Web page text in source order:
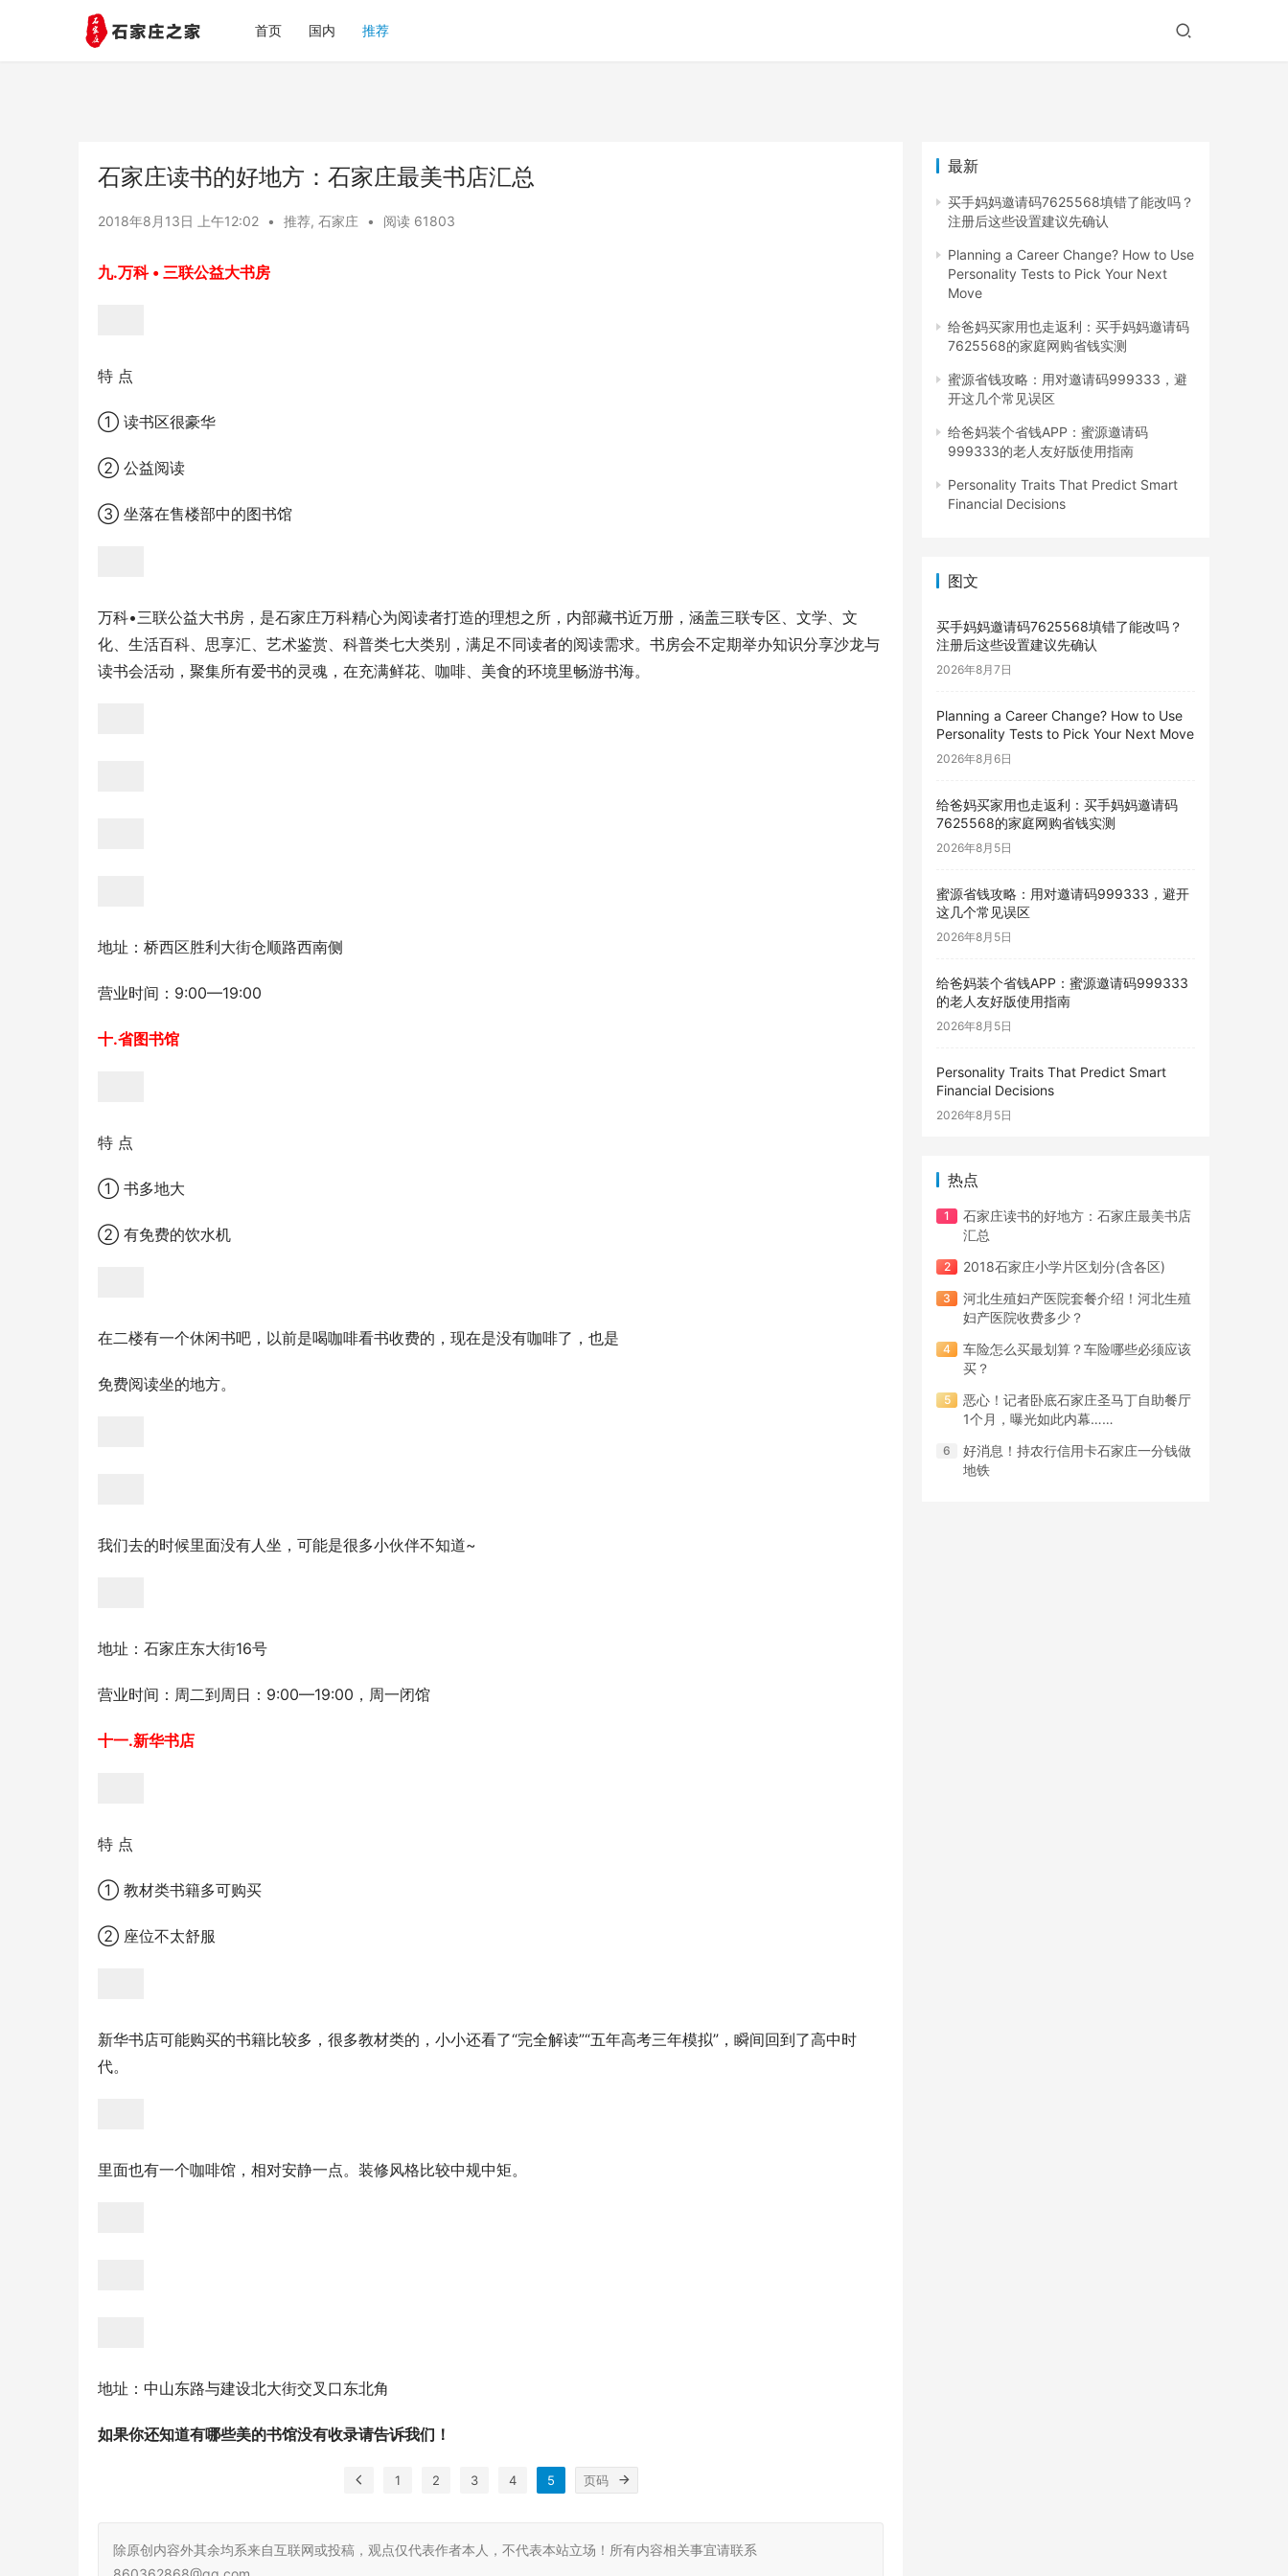
首页 国内 推荐
石家庄读书的好地方：石家庄最美书店汇总
2018年8月13日 上午12:02 • 推荐, 石家庄 • 阅读 61803
九.万科 • 三联公益大书房
特 点
① 读书区很豪华
② 公益阅读
③ 坐落在售楼部中的图书馆
万科•三联公益大书房，是石家庄万科精心为阅读者打造的理想之所，内部藏书近万册，涵盖三联专区、文学、文
化、生活百科、思享汇、艺术鉴赏、科普类七大类别，满足不同读者的阅读需求。书房会不定期举办知识分享沙龙与
读书会活动，聚集所有爱书的灵魂，在充满鲜花、咖啡、美食的环境里畅游书海。
地址：桥西区胜利大街仓顺路西南侧
营业时间：9:00—19:00
十.省图书馆
特 点
① 书多地大
② 有免费的饮水机
在二楼有一个休闲书吧，以前是喝咖啡看书收费的，现在是没有咖啡了，也是
免费阅读坐的地方。
我们去的时候里面没有人坐，可能是很多小伙伴不知道~
地址：石家庄东大街16号
营业时间：周二到周日：9:00—19:00，周一闭馆
十一.新华书店
特 点
① 教材类书籍多可购买
② 座位不太舒服
新华书店可能购买的书籍比较多，很多教材类的，小小还看了“完全解读”“五年高考三年模拟”，瞬间回到了高中时
代。
里面也有一个咖啡馆，相对安静一点。装修风格比较中规中矩。
地址：中山东路与建设北大街交叉口东北角
如果你还知道有哪些美的书馆没有收录请告诉我们！
1 2 3 4 5
除原创内容外其余均系来自互联网或投稿，观点仅代表作者本人，不代表本站立场！所有内容相关事宜请联系
最新
买手妈妈邀请码7625568填错了能改吗？
注册后这些设置建议先确认
Planning a Career Change? How to Use
Personality Tests to Pick Your Next
Move
给爸妈买家用也走返利：买手妈妈邀请码
7625568的家庭网购省钱实测
蜜源省钱攻略：用对邀请码999333，避
开这几个常见误区
给爸妈装个省钱APP：蜜源邀请码
999333的老人友好版使用指南
Personality Traits That Predict Smart
Financial Decisions
图文
买手妈妈邀请码7625568填错了能改吗？
注册后这些设置建议先确认
2026年8月7日
Planning a Career Change? How to Use
Personality Tests to Pick Your Next Move
2026年8月6日
给爸妈买家用也走返利：买手妈妈邀请码
7625568的家庭网购省钱实测
2026年8月5日
蜜源省钱攻略：用对邀请码999333，避开
这几个常见误区
2026年8月5日
给爸妈装个省钱APP：蜜源邀请码999333
的老人友好版使用指南
2026年8月5日
Personality Traits That Predict Smart
Financial Decisions
2026年8月5日
热点
石家庄读书的好地方：石家庄最美书店
汇总
2018石家庄小学片区划分(含各区)
河北生殖妇产医院套餐介绍！河北生殖
妇产医院收费多少？
车险怎么买最划算？车险哪些必须应该
买？
恶心！记者卧底石家庄圣马丁自助餐厅
1个月，曝光如此内幕……
好消息！持农行信用卡石家庄一分钱做
地铁